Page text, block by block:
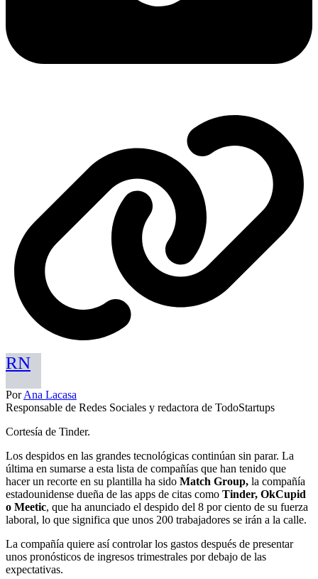
RN
PorAna Lacasa
Responsable de Redes Sociales y redactora de TodoStartups
Cortesía de Tinder.
Los despidos en las grandes tecnológicas continúan sin parar. La
última en sumarse a esta lista de compañías que han tenido que
hacer un recorte en su plantilla ha sido Match Group, la compañía
estadounidense dueña de las apps de citas como Tinder, OkCupid
o Meetic, que ha anunciado el despido del 8 por ciento de su fuerza
laboral, lo que significa que unos 200 trabajadores se irán a la calle.
La compañía quiere así controlar los gastos después de presentar
unos pronósticos de ingresos trimestrales por debajo de las
expectativas.